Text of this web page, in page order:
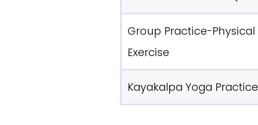
Group Practice-Physical
Exercise
Kayakalpa Yoga Practice